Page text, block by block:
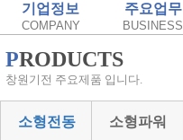
기업정보
COMPANY
주요업무
BUSINESS
PRODUCTS
창원기전 주요제품 입니다.
소형전동 소형파워